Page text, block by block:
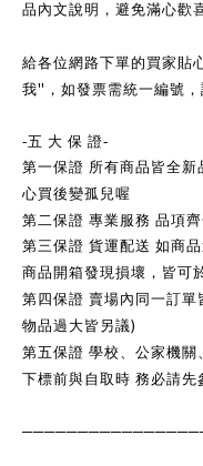
品內文說明，避免滿心歡
給各位網路下單的買家貼
我" ，如發票需統一編號
-五 大 保 證-
第一保證 所有商品皆全
心買後變孤兒喔
第二保證 專業服務 品項
第三保證 貨運配送 如商
商品開箱發現損壞，皆可
第四保證 賣場內同一訂
物品過大皆另議)
第五保證 學校、公家機
下標前與自取時 務必請